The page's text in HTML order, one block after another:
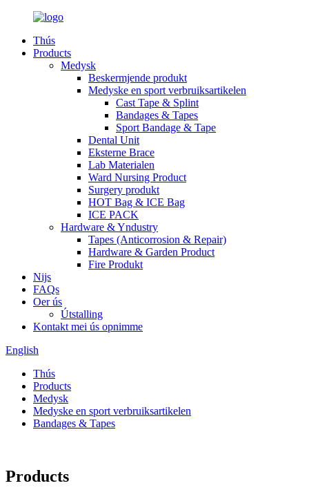
Thús
Products
Medysk
Beskermjende produkt
Medyske en sport verbruiksartikelen
Cast Tape & Splint
Bandages & Tapes
Sport Bandage & Tape
Dental Unit
Eksterne Brace
Lab Materialen
Ward Nursing Product
Surgery produkt
HOT Bag & ICE Bag
ICE PACK
Hardware & Yndustry
Tapes (Anticorrosion & Repair)
Hardware & Garden Product
Fire Produkt
Nijs
FAQs
Oer ús
Útstalling
Kontakt mei ús opnimme
English
Thús
Products
Medysk
Medyske en sport verbruiksartikelen
Bandages & Tapes
Products